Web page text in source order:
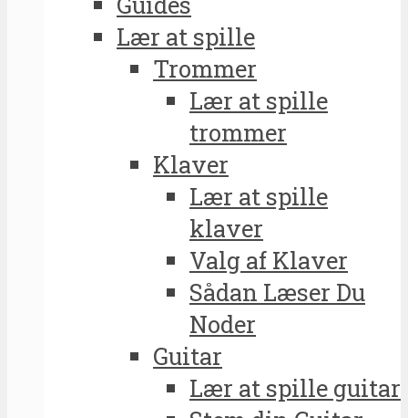
Lær at spille
Trommer
Lær at spille
trommer
Klaver
Lær at spille
klaver
Valg af Klaver
Sådan Læser Du
Noder
Guitar
Lær at spille guitar